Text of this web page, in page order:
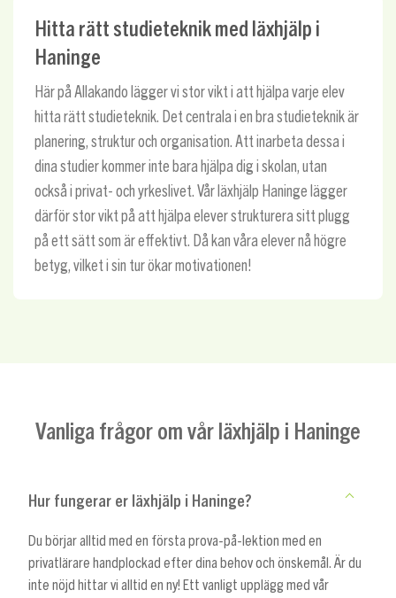
Hitta rätt studieteknik med läxhjälp i
Haninge
Här på Allakando lägger vi stor vikt i att hjälpa varje elev
hitta rätt studieteknik. Det centrala i en bra studieteknik är
planering, struktur och organisation. Att inarbeta dessa i
dina studier kommer inte bara hjälpa dig i skolan, utan
också i privat- och yrkeslivet. Vår läxhjälp Haninge lägger
därför stor vikt på att hjälpa elever strukturera sitt plugg
på ett sätt som är effektivt. Då kan våra elever nå högre
betyg, vilket i sin tur ökar motivationen!
Vanliga frågor om vår läxhjälp i Haninge
Hur fungerar er läxhjälp i Haninge?
Du börjar alltid med en första prova-på-lektion med en
privatlärare handplockad efter dina behov och önskemål. Är du
inte nöjd hittar vi alltid en ny! Ett vanligt upplägg med vår